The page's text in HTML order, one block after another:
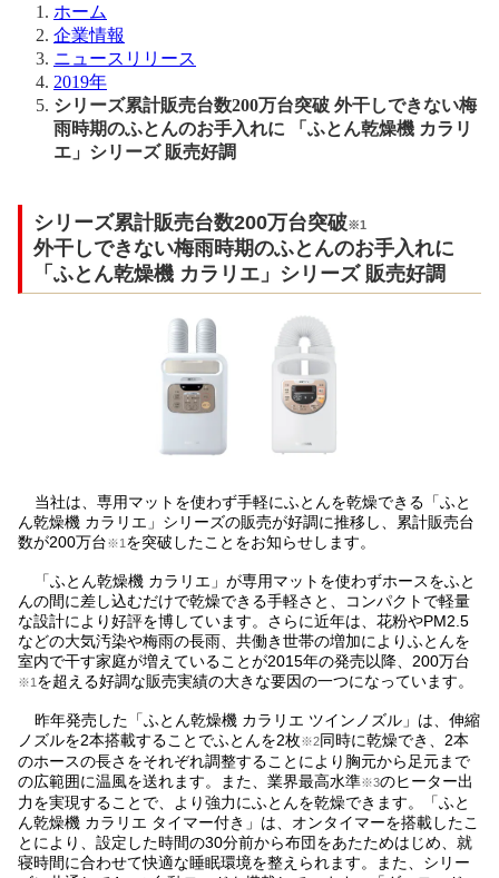
ホーム
企業情報
ニュースリリース
2019年
シリーズ累計販売台数200万台突破 外干しできない梅
雨時期のふとんのお手入れに 「ふとん乾燥機 カラリ
エ」シリーズ 販売好調
シリーズ累計販売台数200万台突破※1
外干しできない梅雨時期のふとんのお手入れに
「ふとん乾燥機 カラリエ」シリーズ 販売好調
当社は、専用マットを使わず手軽にふとんを乾燥できる「ふと
ん乾燥機 カラリエ」シリーズの販売が好調に推移し、累計販売台
数が200万台※1 を突破したことをお知らせします。
「ふとん乾燥機 カラリエ」が専用マットを使わずホースをふと
んの間に差し込むだけで乾燥できる手軽さと、コンパクトで軽量
な設計により好評を博しています。さらに近年は、花粉やPM2.5
などの大気汚染や梅雨の長雨、共働き世帯の増加によりふとんを
室内で干す家庭が増えていることが2015年の発売以降、200万台
※1 を超える好調な販売実績の大きな要因の一つになっています。
昨年発売した「ふとん乾燥機 カラリエ ツインノズル」は、伸縮
ノズルを2本搭載することでふとんを2枚※2同時に乾燥でき、2本
のホースの長さをそれぞれ調整することにより胸元から足元まで
の広範囲に温風を送れます。また、業界最高水準※3のヒーター出
力を実現することで、より強力にふとんを乾燥できます。「ふと
ん乾燥機 カラリエ タイマー付き」は、オンタイマーを搭載したこ
とにより、設定した時間の30分前から布団をあたためはじめ、就
寝時間に合わせて快適な睡眠環境を整えられます。また、シリー